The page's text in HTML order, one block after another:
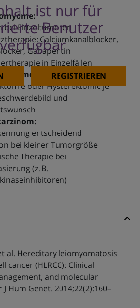
ist nur für
Benutzer
verfügbar
REGISTRIEREN
bei Einzeltumoren
Calciumkanalblocker,
Gabapentin
in Einzelfällen
oder Hysterektomie je
und
entscheidend
bei kleiner Tumorgröße
Therapie bei
(z. B.
al. Hereditary leiomyomatosis
cancer (HLRCC): Clinical
and molecular
J Hum Genet. 2014;22(2):160–